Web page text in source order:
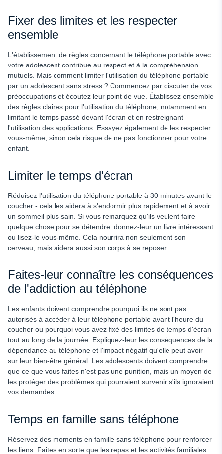
Fixer des limites et les respecter
ensemble
L'établissement de règles concernant le téléphone portable avec
votre adolescent contribue au respect et à la compréhension
mutuels. Mais comment limiter l'utilisation du téléphone portable
par un adolescent sans stress ? Commencez par discuter de vos
préoccupations et écoutez leur point de vue. Établissez ensemble
des règles claires pour l'utilisation du téléphone, notamment en
limitant le temps passé devant l'écran et en restreignant
l'utilisation des applications. Essayez également de les respecter
vous-même, sinon cela risque de ne pas fonctionner pour votre
enfant.
Limiter le temps d'écran
Réduisez l'utilisation du téléphone portable à 30 minutes avant le
coucher - cela les aidera à s'endormir plus rapidement et à avoir
un sommeil plus sain. Si vous remarquez qu'ils veulent faire
quelque chose pour se détendre, donnez-leur un livre intéressant
ou lisez-le vous-même. Cela nourrira non seulement son
cerveau, mais aidera aussi son corps à se reposer.
Faites-leur connaître les conséquences
de l'addiction au téléphone
Les enfants doivent comprendre pourquoi ils ne sont pas
autorisés à accéder à leur téléphone portable avant l'heure du
coucher ou pourquoi vous avez fixé des limites de temps d'écran
tout au long de la journée. Expliquez-leur les conséquences de la
dépendance au téléphone et l'impact négatif qu'elle peut avoir
sur leur bien-être général. Les adolescents doivent comprendre
que ce que vous faites n'est pas une punition, mais un moyen de
les protéger des problèmes qui pourraient survenir s'ils ignoraient
vos demandes.
Temps en famille sans téléphone
Réservez des moments en famille sans téléphone pour renforcer
les liens. Faites en sorte que les repas et les activités familiales